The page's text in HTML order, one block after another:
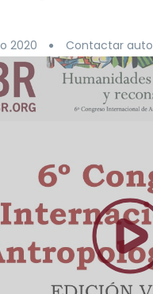
2020 Contactar